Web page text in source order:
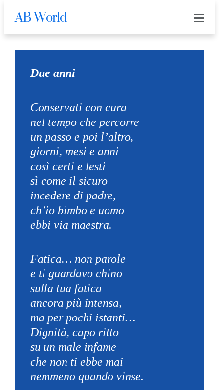
AB World
Due anni
Conservati con cura
nel tempo che percorre
un passo e poi l’altro,
giorni, mesi e anni
così certi e lesti
sì come il sicuro
incedere di padre,
ch’io bimbo e uomo
ebbi via maestra.
Fatica… non parole
e ti guardavo chino
sulla tua fatica
ancora più intensa,
ma per pochi istanti…
Dignità, capo ritto
su un male infame
che non ti ebbe mai
nemmeno quando vinse.